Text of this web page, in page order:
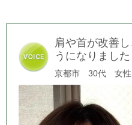
肩や首が改善
うになりました
京都市 30代 女性